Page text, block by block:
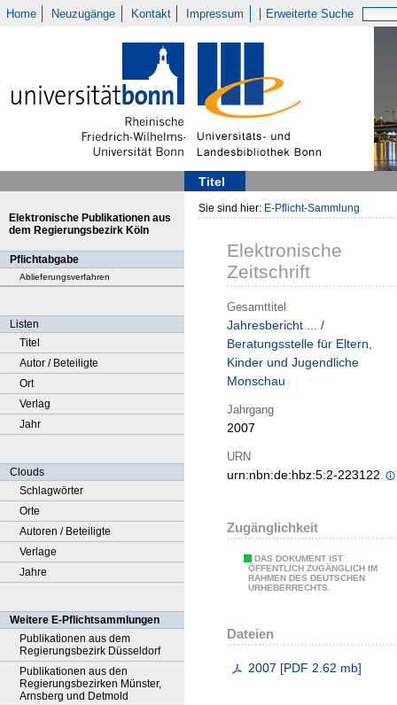
Home Neuzugänge Kontakt Impressum Erweiterte Suche
Titel
Elektronische Publikationen aus
dem Regierungsbezirk Köln
Pflichtabgabe
Ablieferungsverfahren
Listen
Titel
Autor / Beteiligte
Ort
Verlag
Jahr
Clouds
Schlagwörter
Orte
Autoren / Beteiligte
Verlage
Jahre
Weitere E-Pflichtsammlungen
Publikationen aus dem
Regierungsbezirk Düsseldorf
Publikationen aus den
Regierungsbezirken Münster,
Arnsberg und Detmold
Sie sind hier: E-Pflicht-Sammlung
Elektronische
Zeitschrift
Gesamttitel
Jahresbericht ... /
Beratungsstelle für Eltern,
Kinder und Jugendliche
Monschau
Jahrgang
2007
URN
urn:nbn:de:hbz:5:2-223122
Zugänglichkeit
DAS DOKUMENT IST
ÖFFENTLICH ZUGÄNGLICH IM
RAHMEN DES DEUTSCHEN
URHEBERRECHTS.
Dateien
2007 [PDF 2.62 mb]